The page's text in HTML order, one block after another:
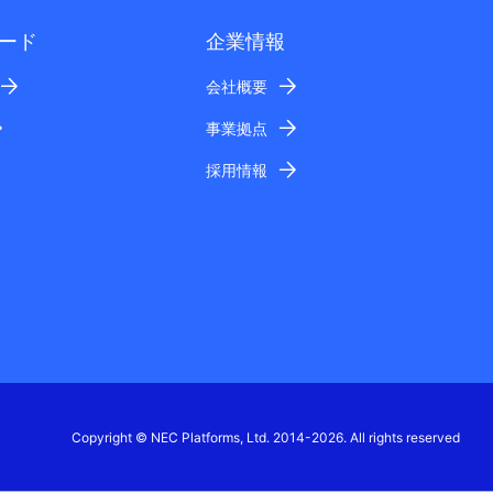
ド 企業情報
会社概要
事業拠点
採用情報
Copyright © NEC Platforms, Ltd. 2014-2026. All rights reserved